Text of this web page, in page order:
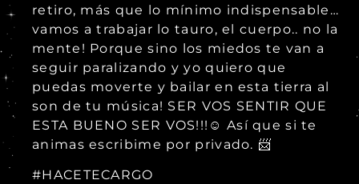
retiro, más que lo mínimo indispensable…
vamos a trabajar lo tauro, el cuerpo.. no la
mente! Porque sino los miedos te van a
seguir paralizando y yo quiero que
puedas moverte y bailar en esta tierra al
son de tu música! SER VOS SENTIR QUE
ESTA BUENO SER VOS!!!☺️ Así que si te
animas escribime por privado. 📨
#HACETECARGO